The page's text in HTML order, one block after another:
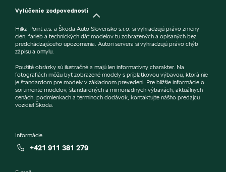
Vylúčenie zodpovednosti
Hilka Point a.s. a Škoda Auto Slovensko s.r.o. si vyhradzujú právo zmeny
cien, farieb a technických dát modelov tu zobrazených a opísaných bez
predchádzajúceho upozornenia. Autori servera si vyhradzujú právo chýb
zápisu a omylu.
Použité obrázky sú ilustračné a majú len informatívny charakter. Na
fotografiách môžu byť zobrazené modely s príplatkovou výbavou, ktorá nie
je štandardom pre modely v základnom prevedení. Pre bližšie informácie o
sortimente modelov, štandardných a mimoriadnych výbavách, aktuálnych
cenách, podmienkach a termínoch dodávok, kontaktujte nášho predajcu
vozidiel Škoda.
Informácie
+421 911 381 279